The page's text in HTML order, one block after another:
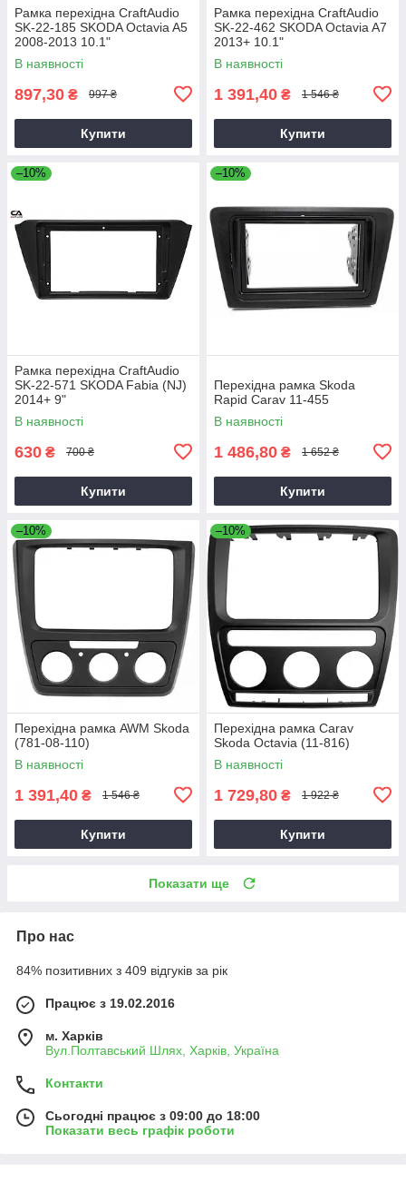
Рамка перехідна CraftAudio
SK-22-185 SKODA Octavia A5
2008-2013 10.1"
В наявності
897,30 ₴ 997 ₴
Купити
Рамка перехідна CraftAudio
SK-22-462 SKODA Octavia A7
2013+ 10.1"
В наявності
1 391,40 ₴ 1 546 ₴
Купити
–10%
Рамка перехідна CraftAudio
SK-22-571 SKODA Fabia (NJ)
2014+ 9"
В наявності
630 ₴ 700 ₴
Купити
–10%
Перехідна рамка Skoda
Rapid Carav 11-455
В наявності
1 486,80 ₴ 1 652 ₴
Купити
–10%
Перехідна рамка AWM Skoda
(781-08-110)
В наявності
1 391,40 ₴ 1 546 ₴
Купити
–10%
Перехідна рамка Carav
Skoda Octavia (11-816)
В наявності
1 729,80 ₴ 1 922 ₴
Купити
Показати ще
Про нас
84% позитивних з 409 відгуків за рік
Працює з 19.02.2016
м. Харків
Вул.Полтавський Шлях, Харків, Україна
Контакти
Сьогодні працює з 09:00 до 18:00
Показати весь графік роботи